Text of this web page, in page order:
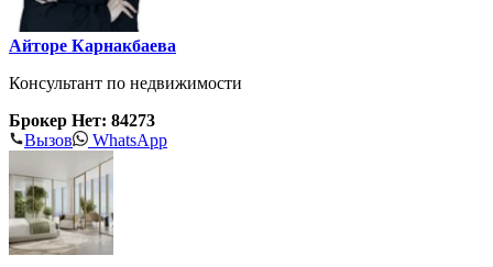
Айторе Карнакбаева
Консультант по недвижимости
Брокер Нет: 84273
Вызов
WhatsApp